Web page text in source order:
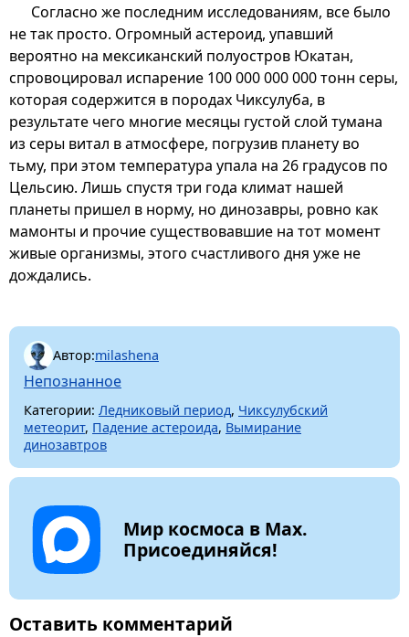
Согласно же последним исследованиям, все было
не так просто. Огромный астероид, упавший
вероятно на мексиканский полуостров Юкатан,
спровоцировал испарение 100 000 000 000 тонн серы,
которая содержится в породах Чиксулуба, в
результате чего многие месяцы густой слой тумана
из серы витал в атмосфере, погрузив планету во
тьму, при этом температура упала на 26 градусов по
Цельсию. Лишь спустя три года климат нашей
планеты пришел в норму, но динозавры, ровно как
мамонты и прочие существовавшие на тот момент
живые организмы, этого счастливого дня уже не
дождались.
Автор:milashena
Непознанное
Категории: Ледниковый период, Чиксулубский
метеорит, Падение астероида, Вымирание
динозавтров
Мир космоса в Max.
Присоединяйся!
Оставить комментарий